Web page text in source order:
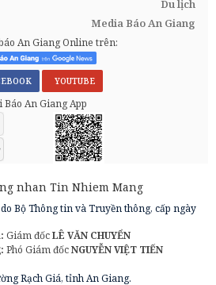
Du lịch
Media Báo An Giang
An Giang Online trên:
YOUTUBE
Báo An Giang App
Bộ Thông tin và Truyền thông, cấp ngày
Giám đốcLÊ VĂN CHUYỂN
Phó Giám đốcNGUYỄN VIỆT TIẾN
Rạch Giá, tỉnh An Giang.